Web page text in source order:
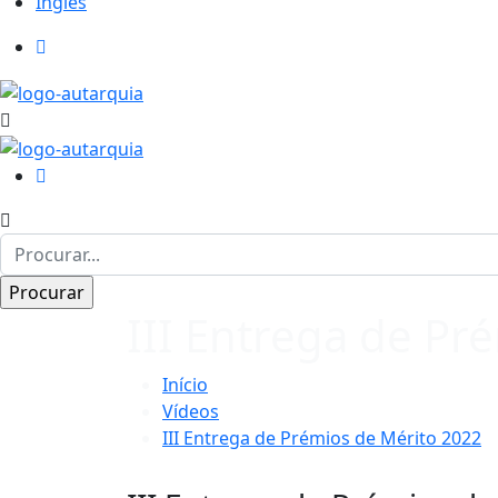
Início
Vídeos
III Entrega de Prémios de Mérito 2022